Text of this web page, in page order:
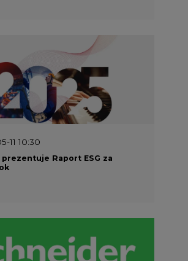
11 10:30
Raport ESG za